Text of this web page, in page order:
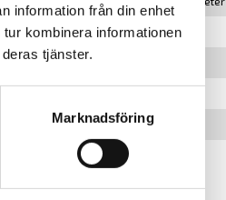
information från din enhet
kombinera informationen
tjänster.
Marknadsföring
2-pins
1st